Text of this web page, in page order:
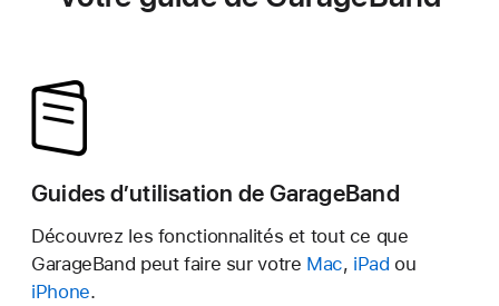
Guides d’utilisation de GarageBand
Découvrez les fonctionnalités et tout ce que
GarageBand peut faire sur votre Mac, iPad ou
iPhone.